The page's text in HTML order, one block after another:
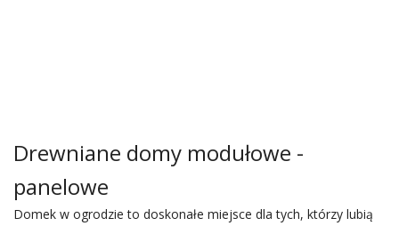
Drewniane domy modułowe -
panelowe
Domek w ogrodzie to doskonałe miejsce dla tych, którzy lubią